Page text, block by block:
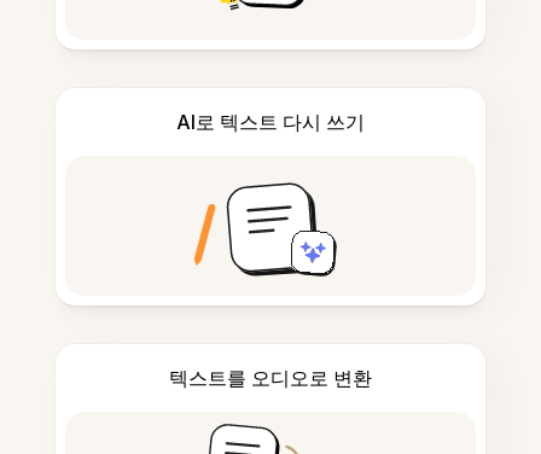
AI로 텍스트 다시 쓰기
텍스트를 오디오로 변환